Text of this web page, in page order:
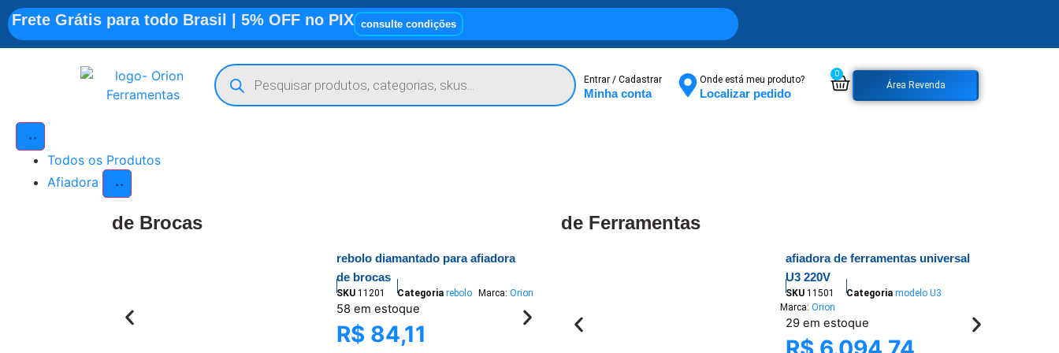
Frete Grátis para todo Brasil | 5% OFF no PIX consulte condições
Entrar / Cadastrar
Minha conta
Onde está meu produto?
Localizar pedido
0
Área Revenda
Todos os Produtos
Afiadora
de Brocas
rebolo diamantado para afiadora
de brocas
SKU 11201 Categoria rebolo Marca: Orion
58 em estoque
R$ 84,11
de Ferramentas
afiadora de ferramentas universal
U3 220V
SKU 11501 Categoria modelo U3
Marca: Orion
29 em estoque